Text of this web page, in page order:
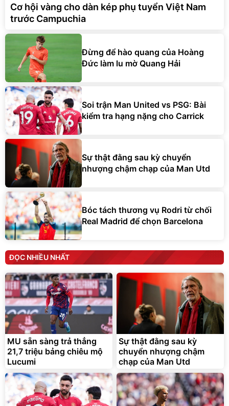
Cơ hội vàng cho dàn kép phụ tuyển Việt Nam
trước Campuchia
Đừng để hào quang của Hoàng
Đức làm lu mờ Quang Hải
Soi trận Man United vs PSG: Bài
kiểm tra hạng nặng cho Carrick
Sự thật đằng sau kỳ chuyển
nhượng chậm chạp của Man Utd
Bóc tách thương vụ Rodri từ chối
Real Madrid để chọn Barcelona
ĐỌC NHIỀU NHẤT
MU sẵn sàng trả thẳng
21,7 triệu bảng chiêu mộ
Lucumi
Sự thật đằng sau kỳ
chuyển nhượng chậm
chạp của Man Utd